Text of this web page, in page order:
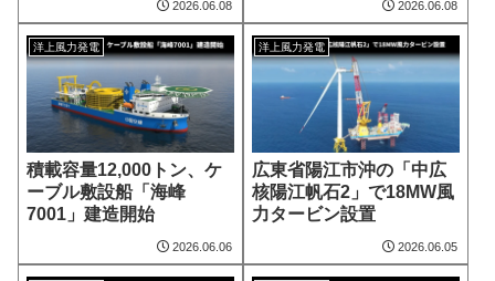
2026.06.08 2026.06.08
洋上風力発電
積載容量12,000トン、ケ
ーブル敷設船「海峰
7001」建造開始
2026.06.06
洋上風力発電
広東省陽江市沖の「中広
核陽江帆石2」で18MW風
力タービン設置
2026.06.05